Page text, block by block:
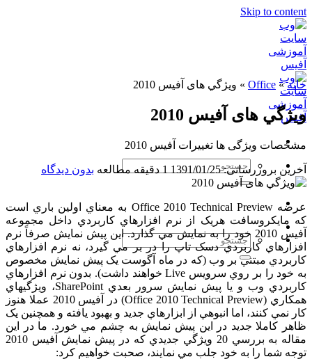
Skip to content
خانه»
Office
» ويژگي های آفيس 2010
ويژگي های آفيس 2010
مشخصات ویژگی ها تغییرات آفیس 2010
آخرین بروزرسانی: 1391/01/25 1 دقیقه مطالعه بدون دیدگاه
عرضه Office 2010 Technical Preview به معناي اولين باري است
که مايکروسافت هريک از نرم افزارهاي کاربردي داخل مجموعه
آفيس 2010 خود را به نمايش مي گذارد. اين پيش نمايش صرفاً نرم
افزارهاي کاربردي دسک تاپ را در بر مي گيرد، نه نرم افزارهاي
کاربردي مبتني بر وب (که در ماه آگوست يک پيش نمايش مخصوص
به خود را بر روي سرويس Live خواهند داشت). بدون نرم افزارهاي
کاربردي وب و يا پيش نمايش سرور بعدي SharePoint، ويژگيهاي
همکاري (Office 2010 Technical Preview) در آفيس 2010 عملا هنوز
کار نمي کنند، اما انبوهي از ابزارهاي جديد و بهبود يافته و همچنين يک
ظاهر کاملا جديد در اين پيش نمايش به چشم مي خورد. ما در اين
مقاله به بررسي 20 ويژگي جديدي که در پيش نمايش آفيس 2010
توجه شما را به خود جلب مي نمايند، صحبت خواهيم کرد: